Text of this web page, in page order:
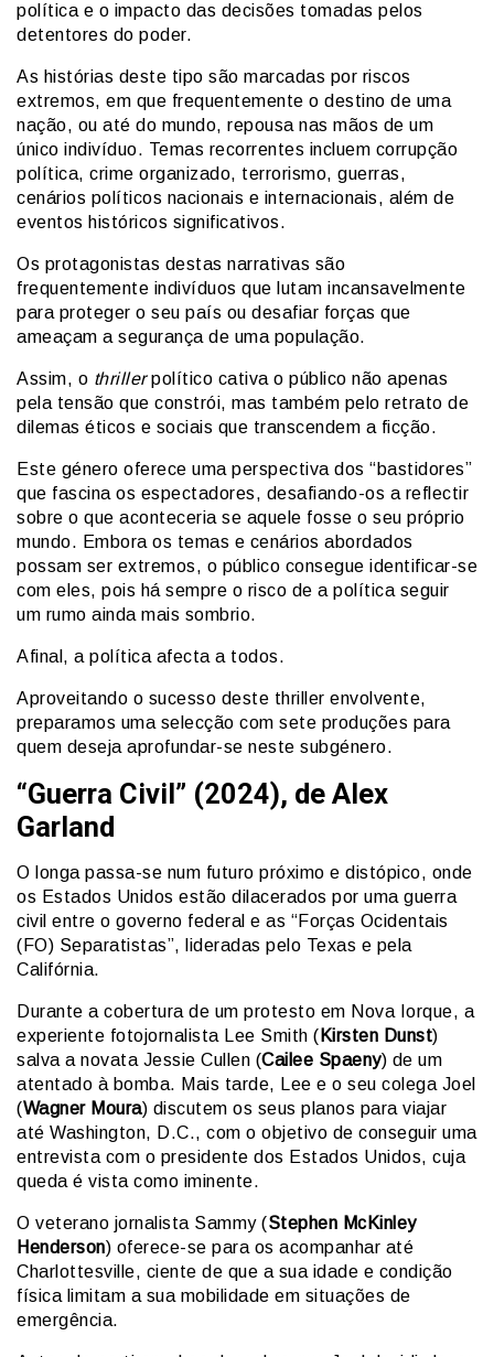
política e o impacto das decisões tomadas pelos
detentores do poder.
As histórias deste tipo são marcadas por riscos
extremos, em que frequentemente o destino de uma
nação, ou até do mundo, repousa nas mãos de um
único indivíduo. Temas recorrentes incluem corrupção
política, crime organizado, terrorismo, guerras,
cenários políticos nacionais e internacionais, além de
eventos históricos significativos.
Os protagonistas destas narrativas são
frequentemente indivíduos que lutam incansavelmente
para proteger o seu país ou desafiar forças que
ameaçam a segurança de uma população.
Assim, o thrillerpolítico cativa o público não apenas
pela tensão que constrói, mas também pelo retrato de
dilemas éticos e sociais que transcendem a ficção.
Este género oferece uma perspectiva dos “bastidores”
que fascina os espectadores, desafiando-os a reflectir
sobre o que aconteceria se aquele fosse o seu próprio
mundo. Embora os temas e cenários abordados
possam ser extremos, o público consegue identificar-se
com eles, pois há sempre o risco de a política seguir
um rumo ainda mais sombrio.
Afinal, a política afecta a todos.
Aproveitando o sucesso deste thriller envolvente,
preparamos uma selecção com sete produções para
quem deseja aprofundar-se neste subgénero.
“Guerra Civil” (2024), de Alex
Garland
O longa passa-se num futuro próximo e distópico, onde
os Estados Unidos estão dilacerados por uma guerra
civil entre o governo federal e as “Forças Ocidentais
(FO) Separatistas”, lideradas pelo Texas e pela
Califórnia.
Durante a cobertura de um protesto em Nova Iorque, a
experiente fotojornalista Lee Smith ( Kirsten Dunst)
salva a novata Jessie Cullen (Cailee Spaeny) de um
atentado à bomba. Mais tarde, Lee e o seu colega Joel
(Wagner Moura) discutem os seus planos para viajar
até Washington, D.C., com o objetivo de conseguir uma
entrevista com o presidente dos Estados Unidos, cuja
queda é vista como iminente.
O veterano jornalista Sammy (Stephen McKinley
Henderson) oferece-se para os acompanhar até
Charlottesville, ciente de que a sua idade e condição
física limitam a sua mobilidade em situações de
emergência.